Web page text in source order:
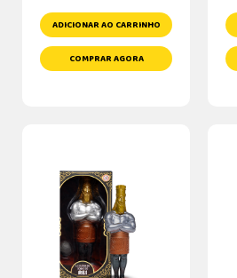
ADICIONAR AO CARRINHO
COMPRAR AGORA